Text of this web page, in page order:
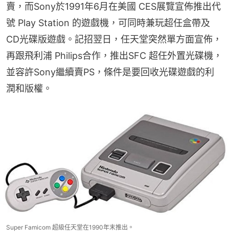
賣，而Sony於1991年6月在美國 CES展覽宣佈推出代
號 Play Station 的遊戲機，可同時兼玩超任盒帶及
CD光碟版遊戲。記招翌日，任天堂突然單方面宣佈，
再跟飛利浦 Philips合作，推出SFC 超任外置光碟機，
並容許Sony繼續賣PS，條件是要回收光碟遊戲的利
潤和版權。
Super Famicom 超級任天堂在1990年末推出。